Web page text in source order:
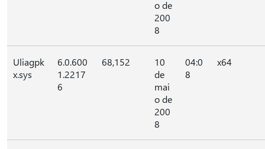
o de
200
8
Uliagpk
x.sys
6.0.600
1.2217
6
68,152
10
de
mai
o de
200
8
04:0
8
x64